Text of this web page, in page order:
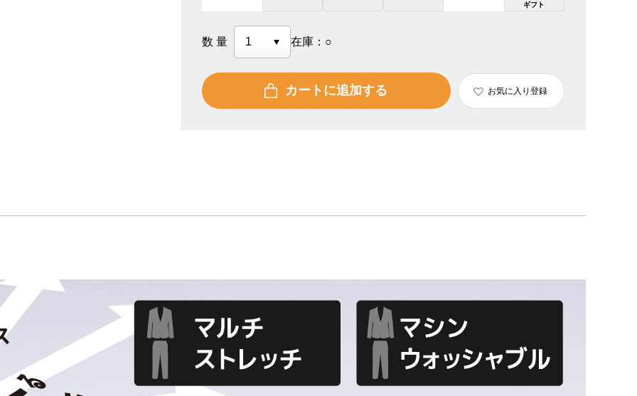
ギフト
数量 在庫： ○
カートに追加する お気に入り登録